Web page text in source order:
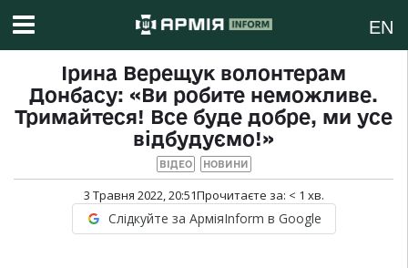
EN
Ірина Верещук волонтерам
Донбасу: «Ви робите неможливе.
Тримайтеся! Все буде добре, ми усе
відбудуємо!»
ВІДЕО НОВИНИ
3 Травня 2022, 20:51Прочитаєте за: < 1 хв.
Слідкуйте за АрміяInform в Google